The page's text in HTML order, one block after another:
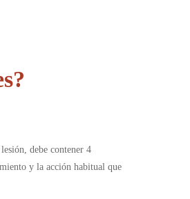
debe contener 4
y la acción habitual que